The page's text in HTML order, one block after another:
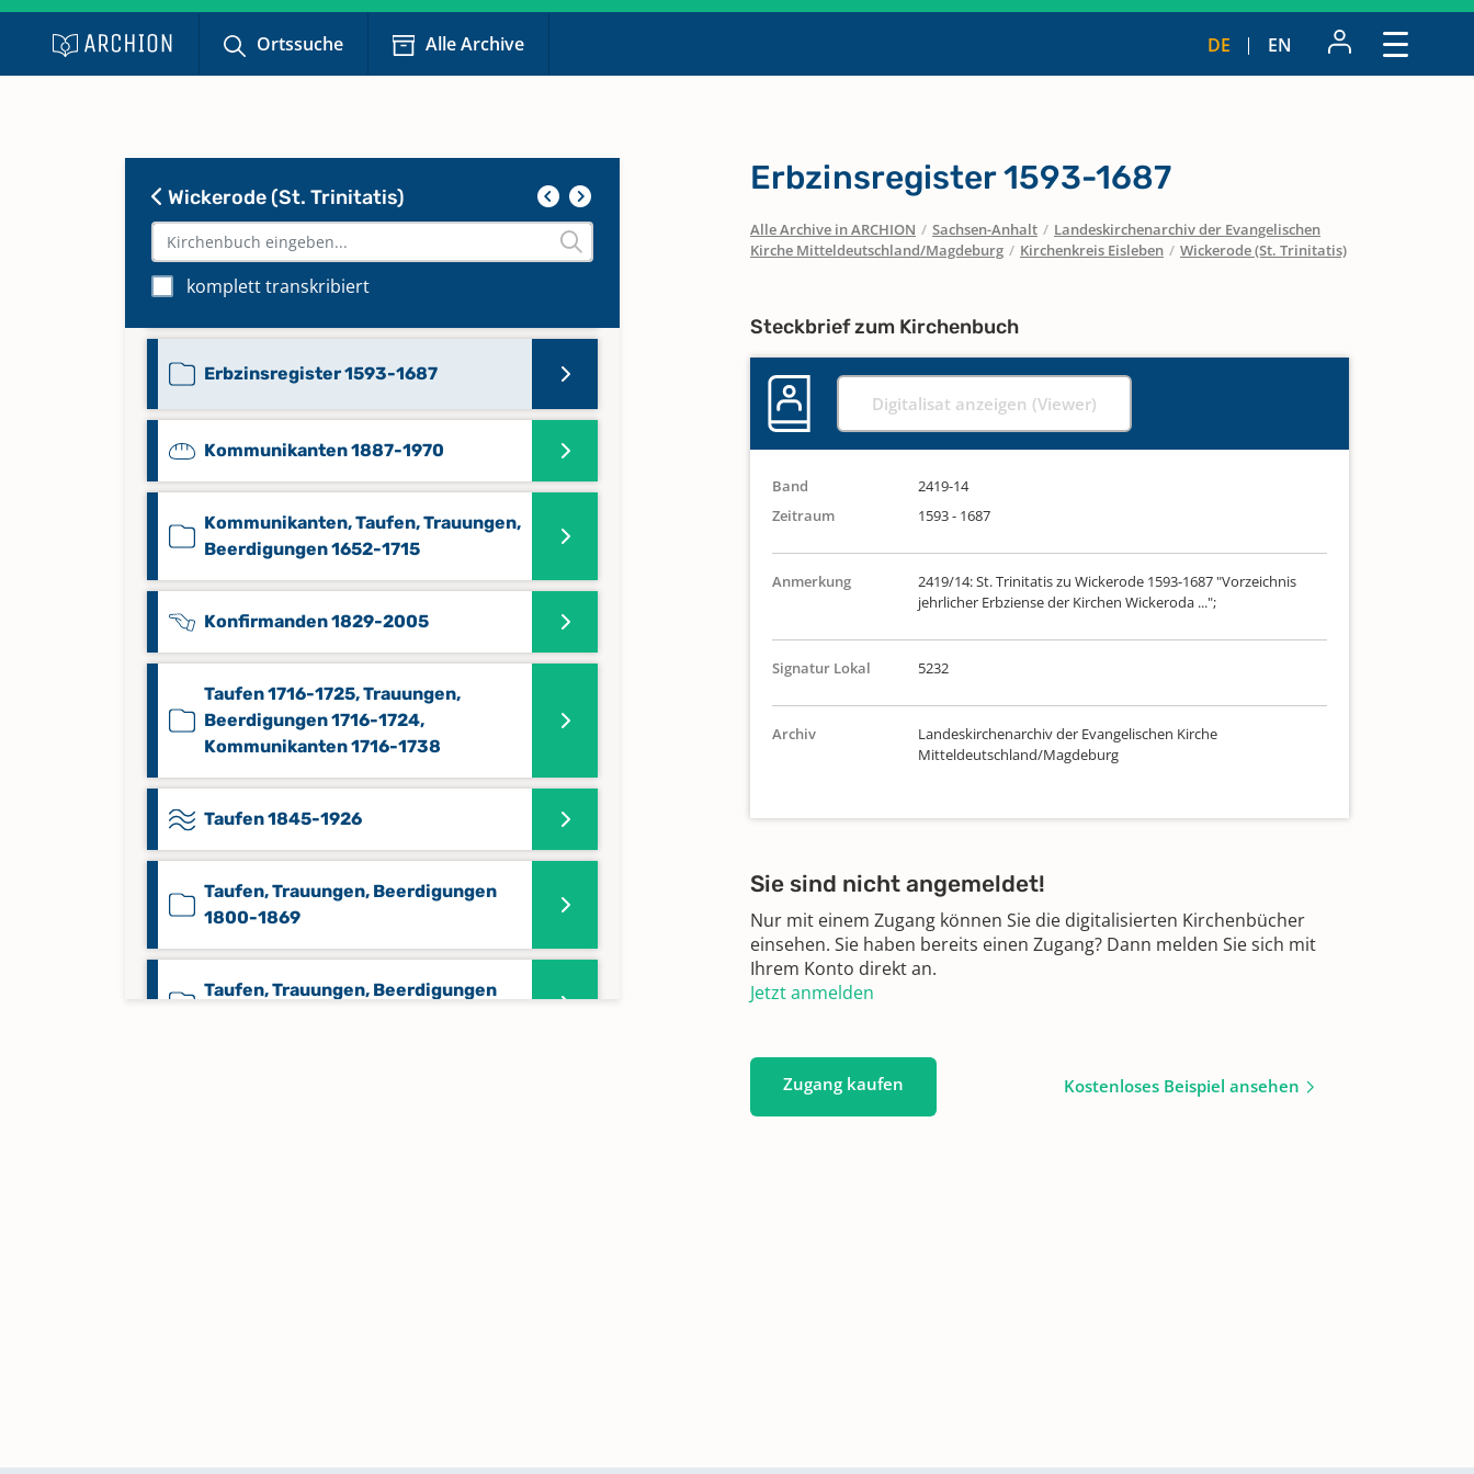
Ortssuche Alle Archive DE EN
Wickerode (St. Trinitatis)
komplett transkribiert
Alphabetisches Namenverzeichnis
Einwohnerverzeichnis 1663-1745
Erbzinsregister 1593-1687
Kommunikanten 1887-1970
Kommunikanten, Taufen, Trauungen,
Beerdigungen 1652-1715
Konfirmanden 1829-2005
Taufen 1716-1725, Trauungen,
Beerdigungen 1716-1724,
Kommunikanten 1716-1738
Taufen 1845-1926
Taufen, Trauungen, Beerdigungen
1800-1869
Taufen, Trauungen, Beerdigungen
Erbzinsregister 1593-1687
Alle Archive in ARCHION / Sachsen-Anhalt / Landeskirchenarchiv der Evangelischen
Kirche Mitteldeutschland/Magdeburg / Kirchenkreis Eisleben / Wickerode (St. Trinitatis)
Steckbrief zum Kirchenbuch
Digitalisat anzeigen (Viewer)
Band
2419-14
Zeitraum
1593 - 1687
Anmerkung
2419/14: St. Trinitatis zu Wickerode 1593-1687 "Vorzeichnis
jehrlicher Erbziense der Kirchen Wickeroda ...";
Signatur Lokal 5232
Archiv
Landeskirchenarchiv der Evangelischen Kirche
Mitteldeutschland/Magdeburg
Sie sind nicht angemeldet!
Nur mit einem Zugang können Sie die digitalisierten Kirchenbücher
einsehen. Sie haben bereits einen Zugang? Dann melden Sie sich mit
Ihrem Konto direkt an.
Jetzt anmelden
Zugang kaufen Kostenloses Beispiel ansehen